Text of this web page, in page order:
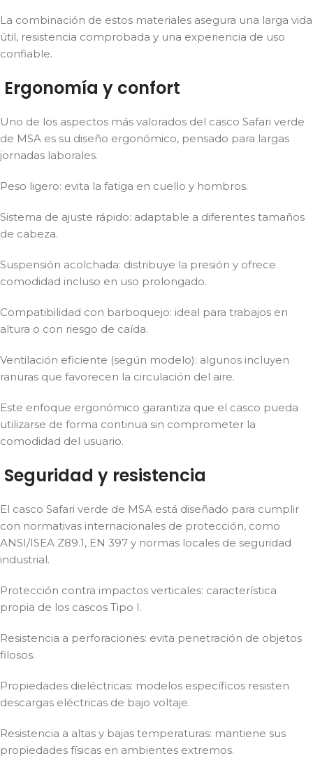
La combinación de estos materiales asegura una larga vida
útil, resistencia comprobada y una experiencia de uso
confiable.
Ergonomía y confort
Uno de los aspectos más valorados del casco Safari verde
de MSA es su diseño ergonómico, pensado para largas
jornadas laborales.
Peso ligero: evita la fatiga en cuello y hombros.
Sistema de ajuste rápido: adaptable a diferentes tamaños
de cabeza.
Suspensión acolchada: distribuye la presión y ofrece
comodidad incluso en uso prolongado.
Compatibilidad con barboquejo: ideal para trabajos en
altura o con riesgo de caída.
Ventilación eficiente (según modelo): algunos incluyen
ranuras que favorecen la circulación del aire.
Este enfoque ergonómico garantiza que el casco pueda
utilizarse de forma continua sin comprometer la
comodidad del usuario.
Seguridad y resistencia
El casco Safari verde de MSA está diseñado para cumplir
con normativas internacionales de protección, como
ANSI/ISEA Z89.1, EN 397 y normas locales de seguridad
industrial.
Protección contra impactos verticales: característica
propia de los cascos Tipo I.
Resistencia a perforaciones: evita penetración de objetos
filosos.
Propiedades dieléctricas: modelos específicos resisten
descargas eléctricas de bajo voltaje.
Resistencia a altas y bajas temperaturas: mantiene sus
propiedades físicas en ambientes extremos.